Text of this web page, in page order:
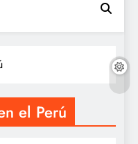
el Perú